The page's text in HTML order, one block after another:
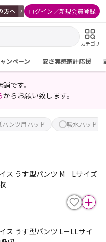
ログイン／新規会員登録
カテゴリ
ンペーン 安さ実感家計応援
です。
からお願い致します。
パンツ用パッド 吸水パッド
ス うす型パンツ M－Lサイズ
ス うす型パンツ L－LLサイ